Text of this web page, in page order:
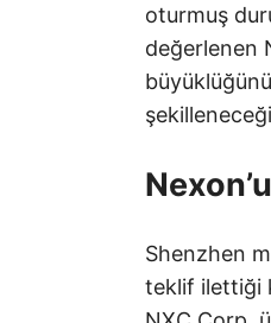
oturmuş
değerlenen
Shenzhen
teklif ilettiği